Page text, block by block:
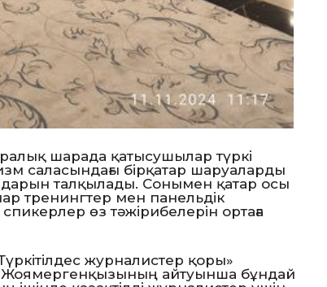
шарада қатысушылар түркі
саласындағы бірқатар шаруаларды
талқылады. Сонымен қатар осы
тренингтер мен панельдік
өз тәжірибелерін ортаға
журналистер қоры»
Жоямергенқызының айтуынша бұндай